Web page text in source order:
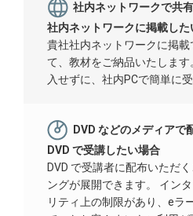
社内ネットワークで共
社内ネットワークに掲載した
貴社社内ネットワークに掲
て、教材をご納品いたしま
入せずに、社内PCで簡単に受
DVD などのメディアで
DVD で受講したい場合
DVD で受講者に配布いただ
ングが展開できます。 イン
リティ上の制限があり、eラ